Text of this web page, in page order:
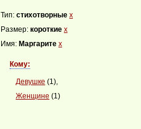
Тип: стихотворные x
Размер: короткие x
Имя: Маргарите x
Кому:
Девушке (1),
Женщине (1)